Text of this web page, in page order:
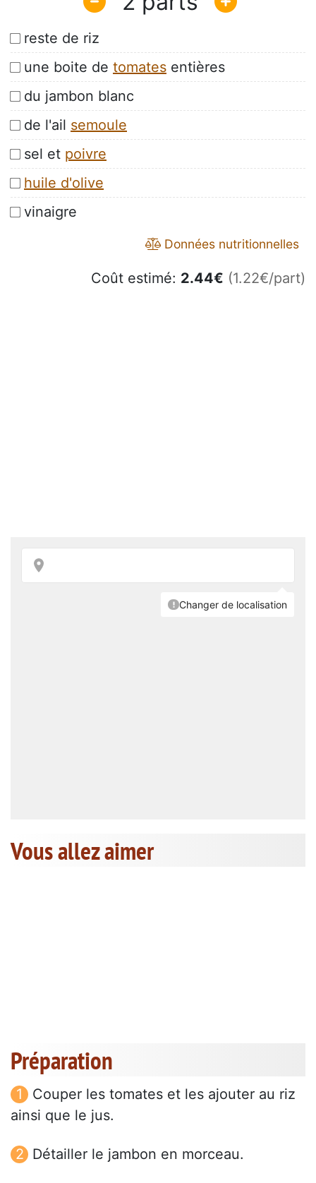
reste de riz
une boite de tomates entières
du jambon blanc
de l'ail semoule
sel et poivre
huile d'olive
vinaigre
Données nutritionnelles
Coût estimé: 2.44€ (1.22€/part)
Vous allez aimer
Préparation
Couper les tomates et les ajouter au riz
ainsi que le jus.
Détailler le jambon en morceau.